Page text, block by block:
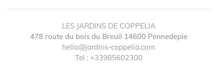
LES JARDINS DE COPPELIA
478 route du bois du Breuil 14600 Pennedepie
hello@jardins-coppelia.com
Tel : +33985602300